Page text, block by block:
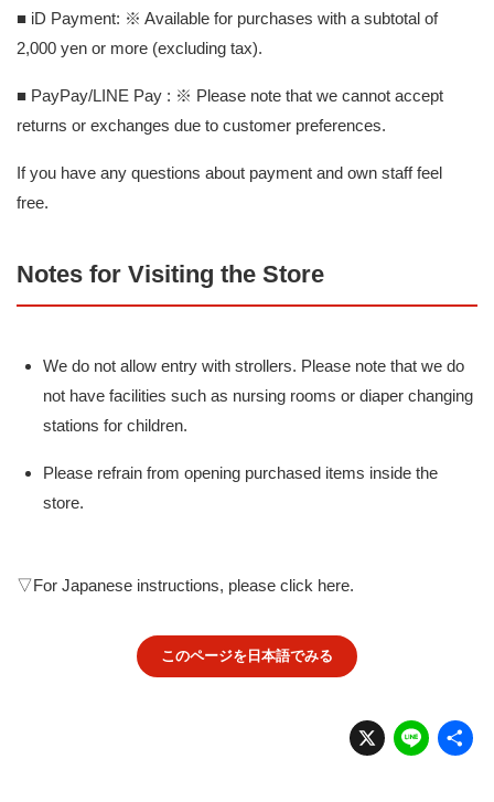
■ iD Payment: ※ Available for purchases with a subtotal of
2,000 yen or more (excluding tax).
■ PayPay/LINE Pay : ※ Please note that we cannot accept
returns or exchanges due to customer preferences.
If you have any questions about payment and own staff feel
free.
Notes for Visiting the Store
We do not allow entry with strollers. Please note that we do
not have facilities such as nursing rooms or diaper changing
stations for children.
Please refrain from opening purchased items inside the
store.
▽For Japanese instructions, please click here.
このページを日本語でみる
X Li
n